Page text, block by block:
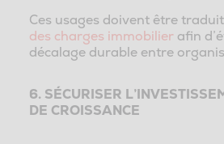
Ces usages doivent être
des charges immobilier afin
décalage durable entre
6. SÉCURISER
DE CROISSANCE